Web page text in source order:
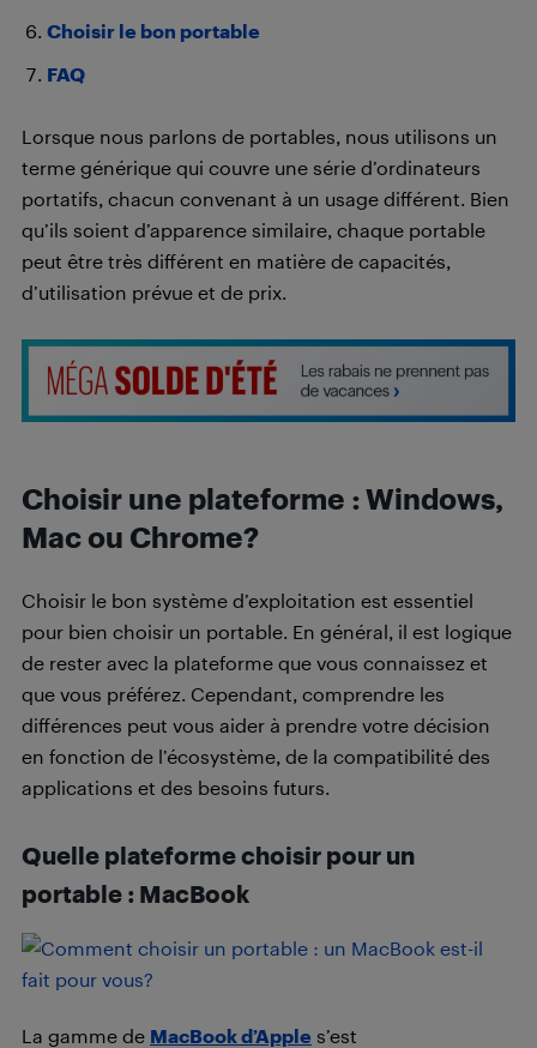
Choisir le bon portable
FAQ
Lorsque nous parlons de portables, nous utilisons un
terme générique qui couvre une série d’ordinateurs
portatifs, chacun convenant à un usage différent. Bien
qu’ils soient d’apparence similaire, chaque portable
peut être très différent en matière de capacités,
d’utilisation prévue et de prix.
Choisir une plateforme : Windows,
Mac ou Chrome?
Choisir le bon système d’exploitation est essentiel
pour bien choisir un portable. En général, il est logique
de rester avec la plateforme que vous connaissez et
que vous préférez. Cependant, comprendre les
différences peut vous aider à prendre votre décision
en fonction de l’écosystème, de la compatibilité des
applications et des besoins futurs.
Quelle plateforme choisir pour un
portable : MacBook
La gamme de MacBook d’Apple s’est